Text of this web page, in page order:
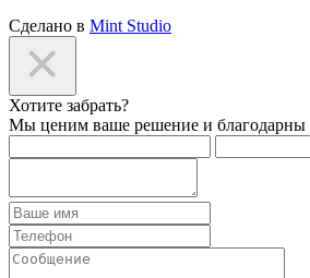
Сделано в Mint Studio
Хотите забрать?
Мы ценим ваше решение и благодарны